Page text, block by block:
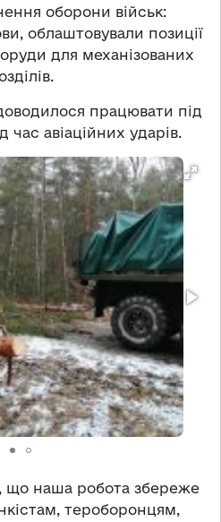
оборони військ:
облаштовували позиції
для механізованих
працювати під
час авіаційних ударів.
що наша робота збереже
тероборонцям,